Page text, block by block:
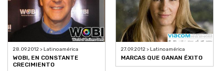
28.09.2012 > Latinoamérica
WOBI, EN CONSTANTE
CRECIMIENTO
27.09.2012 > Latinoamérica
MARCAS QUE GANAN ÉXITO